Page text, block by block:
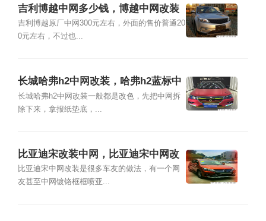
吉利博越中网多少钱，博越中网改装
图片
吉利博越原厂中网300元左右，外面的售价普通20
0元左右，不过也...
长城哈弗h2中网改装，哈弗h2蓝标中
网改装
长城哈弗h2中网改装一般都是改色，先把中网拆
除下来，拿报纸垫底，...
比亚迪宋改装中网，比亚迪宋中网改
装图片
比亚迪宋中网改装是很多车友的做法，有一个网
友甚至中网镀铬框框喷亚...